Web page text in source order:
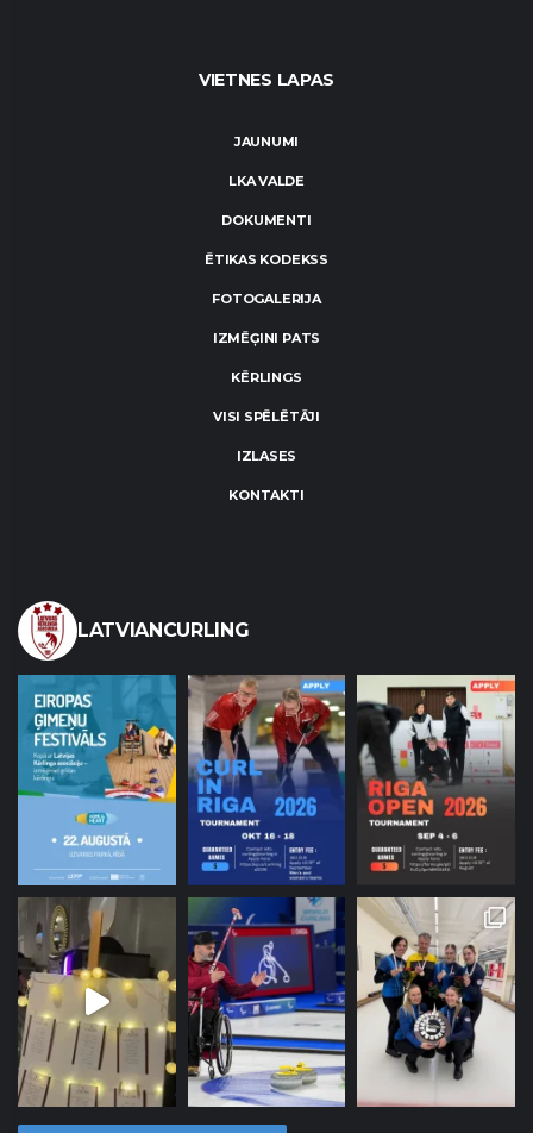
VIETNES LAPAS
JAUNUMI
LKA VALDE
DOKUMENTI
ĒTIKAS KODEKSS
FOTOGALERIJA
IZMĒĢINI PATS
KĒRLINGS
VISI SPĒLĒTĀJI
IZLASES
KONTAKTI
LATVIANCURLING